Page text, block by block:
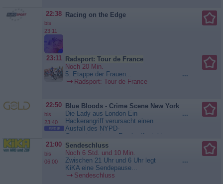
Mythos Ramses II.
22:38
bis
23:11
Racing on the Edge
23:11
Radsport: Tour de France
Noch 20 Min.
5. Etappe der Frauen...
Radsport: Tour de France
...
22:50
bis
23:40
SERIE
Blue Bloods - Crime Scene New York
Die Lady aus London Ein
Hackerangriff verursacht einen
Ausfall des NYPD-
Computersytems. Franks Kontakt
zu Sloan Thompson, einer
Spezialistin im Bereich
Cybersecurity, scheint die Lösung
des Problems zu sein. Für Danny
und Baez kommt diese Hilfe
...
21:00
bis
06:00
Sendeschluss
Noch 6 Std. und 10 Min.
Zwischen 21 Uhr und 6 Uhr legt
KiKA eine Sendepause...
Sendeschluss
...